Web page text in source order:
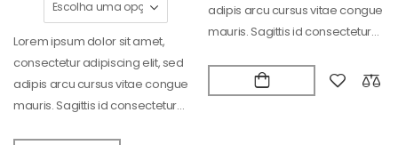
Lorem ipsum dolor sit amet,
consectetur adipiscing elit, sed
adipis arcu cursus vitae congue
mauris. Sagittis id consectetur
adipis arcu cursus vitae congue
mauris. Sagittis id consectetur